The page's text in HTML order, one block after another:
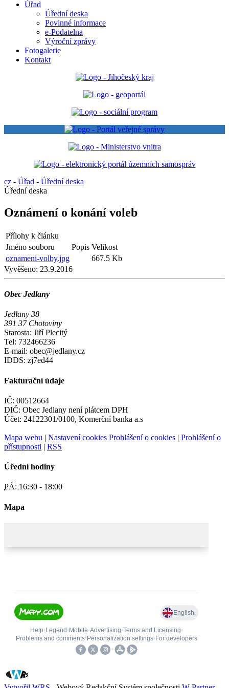
Úřad
Úřední deska
Povinné informace
e-Podatelna
Výroční zprávy
Fotogalerie
Kontakt
cz - Úřad - Úřední deska
Úřední deska
Oznámení o konání voleb
Přílohy k článku
Jméno souboru
Popis Velikost
oznameni-volby.jpg
667.5 Kb
Vyvěšeno: 23.9.2016
Obec Jedlany
Jedlany 38
391 37 Chotoviny
Starosta: Jiří Plecitý
Tel: 732466236
E-mail: obec@jedlany.cz
IDDS: zj7ed44
Fakturační údaje
IČ: 00512664
DIČ: Obec Jedlany není plátcem DPH
Účet: 24122301/0100, Komerční banka a.s
Mapa webu | Nastavení cookies Prohlášení o cookies | Prohlášení o
přístupnosti | RSS
Úřední hodiny
PÁ: 16:30 - 18:00
Mapa